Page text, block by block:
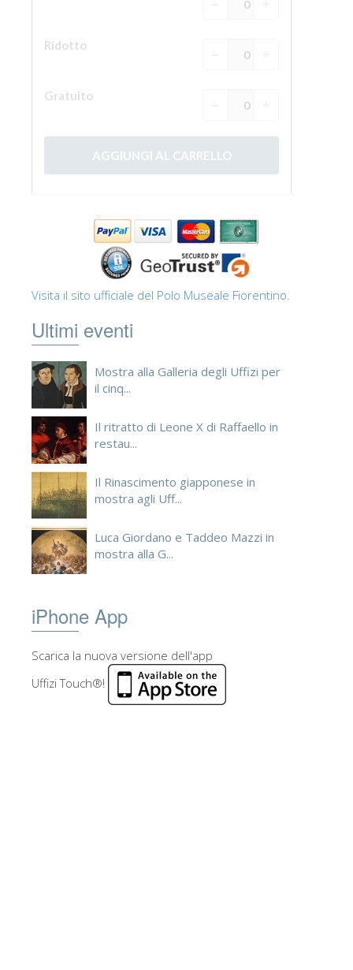
Visita il sito ufficiale del Polo Museale Fiorentino.
Ultimi eventi
Mostra alla Galleria degli Uffizi per
il cinq...
Il ritratto di Leone X di Raffaello in
restau...
Il Rinascimento giapponese in
mostra agli Uff...
Luca Giordano e Taddeo Mazzi in
mostra alla G...
iPhone App
Scarica la nuova versione dell'app
Uffizi Touch®!